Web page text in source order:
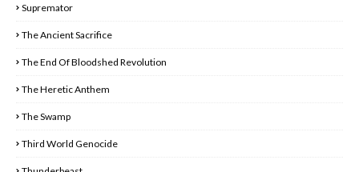
Supremator
The Ancient Sacrifice
The End Of Bloodshed Revolution
The Heretic Anthem
The Swamp
Third World Genocide